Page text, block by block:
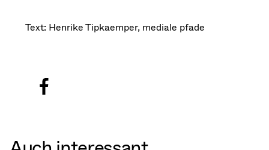
Text: Henrike Tipkaemper, mediale pfade